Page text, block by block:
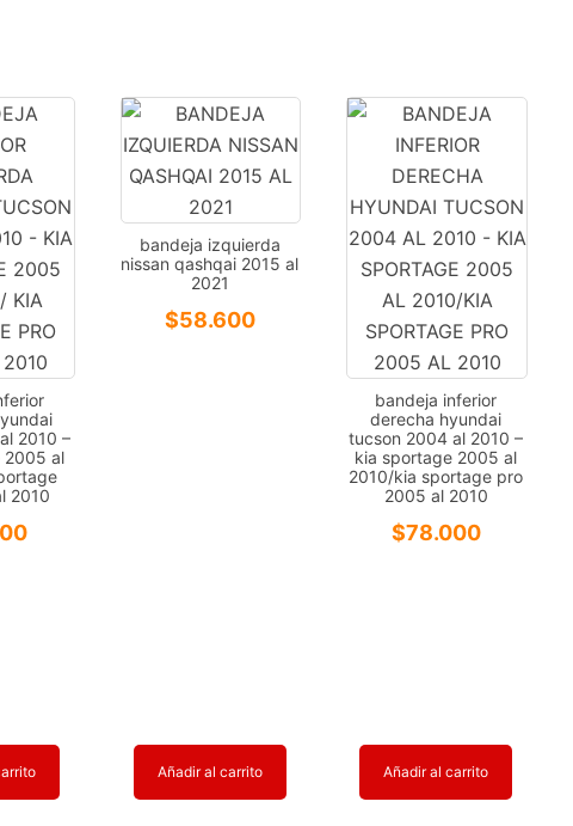
2010 –
2005 al
2010
bandeja izquierda
nissan qashqai 2015 al
2021
$58.600
Añadir al carrito
bandeja inferior
derecha hyundai
tucson 2004 al 2010 –
kia sportage 2005 al
2010/kia sportage pro
2005 al 2010
$78.000
Añadir al carrito